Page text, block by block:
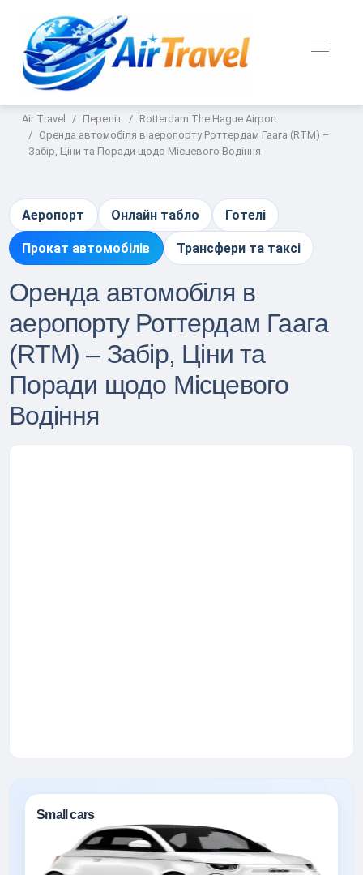
Air Travel Переліт
Rotterdam The Hague Airport
Оренда автомобіля в аеропорту Роттердам Гаага (RTM) –
Забір, Ціни та Поради щодо Місцевого Водіння
Аеропорт Онлайн табло Готелі
Прокат автомобілів Трансфери та таксі
Оренда автомобіля в
аеропорту Роттердам Гаага
(RTM) – Забір, Ціни та
Поради щодо Місцевого
Водіння
Small cars